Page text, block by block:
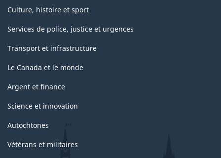
Culture, histoire et sport
Services de police, justice et urgences
Transport et infrastructure
Le Canada et le monde
Argent et finance
Science et innovation
Autochtones
Vétérans et militaires